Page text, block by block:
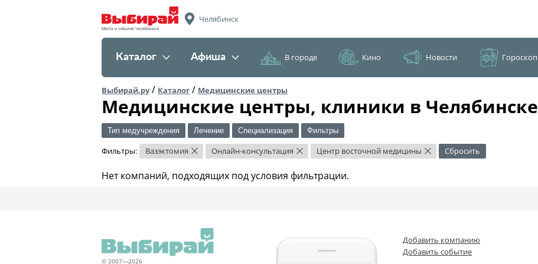
Места и события Челябинска
Челябинск
Каталог Афиша В городе Кино Новости Гороскоп
Выбирай.ру/ Каталог / Медицинские центры
Медицинские центры, клиники в Челябинске
Тип медучреждения Лечение Специализация Фильтры
Фильтры: Вазэктомия × Онлайн-консультация × Центр восточной медицины × Сбросить
Нет компаний, подходящих под условия фильтрации.
© 2007—2026
Добавить компанию
Добавить событие